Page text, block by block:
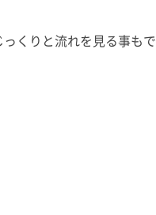
くりと流れを見る事もで